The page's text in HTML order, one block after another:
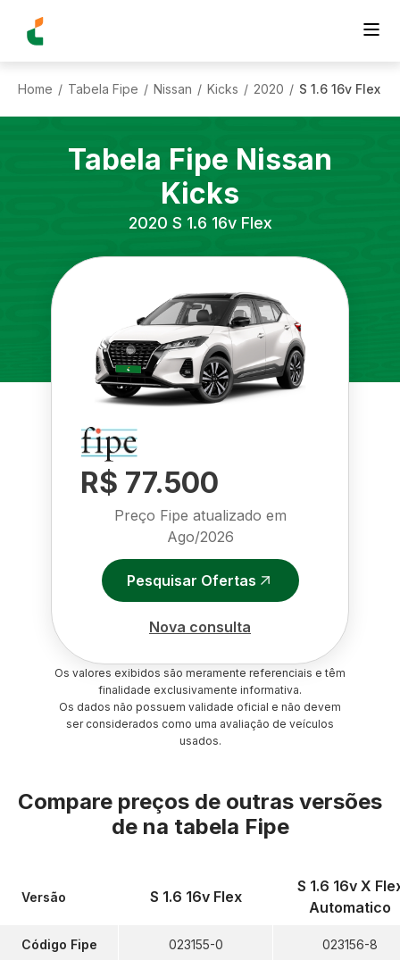
Home / Tabela Fipe / Nissan / Kicks / 2020 / S 1.6 16v Flex
Tabela Fipe Nissan
Kicks
2020 S 1.6 16v Flex
R$ 77.500
Preço Fipe atualizado em
Ago/2026
Pesquisar Ofertas
Nova consulta
Os valores exibidos são meramente referenciais e têm
finalidade exclusivamente informativa.
Os dados não possuem validade oficial e não devem
ser considerados como uma avaliação de veículos
usados.
Compare preços de outras versões
de na tabela Fipe
Versão
Código Fipe
S 1.6 16v Flex
023155-0
S 1.6 16v X
Automatico
023156-8